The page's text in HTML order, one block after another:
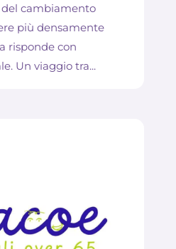
cambiamento
più densamente
risponde con
Un viaggio tra...